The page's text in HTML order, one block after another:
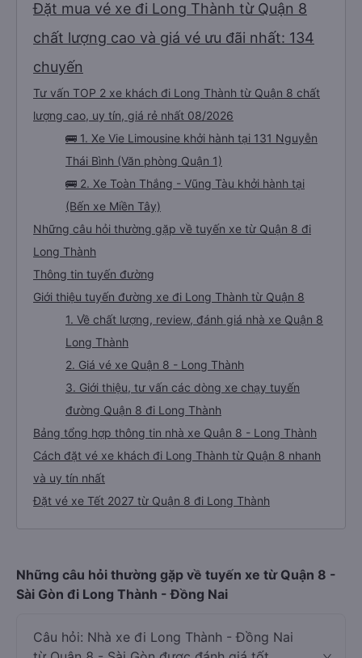
giới thiệu công ty dịch vụ vận tải này cho mọi người để có chuyến đi an
Đặt mua vé xe đi Long Thành từ Quận 8
chất lượng cao và giá vé ưu đãi nhất: 134
chuyến
Tư vấn TOP 2 xe khách đi Long Thành từ Quận 8 chất
lượng cao, uy tín, giá rẻ nhất 08/2026
🚌 1. Xe Vie Limousine khởi hành tại 131 Nguyễn
Thái Bình (Văn phòng Quận 1)
🚌 2. Xe Toàn Thắng - Vũng Tàu khởi hành tại
(Bến xe Miền Tây)
Những câu hỏi thường gặp về tuyến xe từ Quận 8 đi
Long Thành
Thông tin tuyến đường
Giới thiệu tuyến đường xe đi Long Thành từ Quận 8
1. Về chất lượng, review, đánh giá nhà xe Quận 8
Long Thành
2. Giá vé xe Quận 8 - Long Thành
3. Giới thiệu, tư vấn các dòng xe chạy tuyến
đường Quận 8 đi Long Thành
Bảng tổng hợp thông tin nhà xe Quận 8 - Long Thành
Cách đặt vé xe khách đi Long Thành từ Quận 8 nhanh
và uy tín nhất
Đặt vé xe Tết 2027 từ Quận 8 đi Long Thành
Những câu hỏi thường gặp về tuyến xe từ Quận 8 -
Sài Gòn đi Long Thành - Đồng Nai
Câu hỏi: Nhà xe đi Long Thành - Đồng Nai